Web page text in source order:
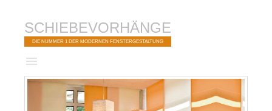
SCHIEBEVORHÄNGE
DIE NUMMER 1 DER MODERNEN FENSTERGESTALTUNG